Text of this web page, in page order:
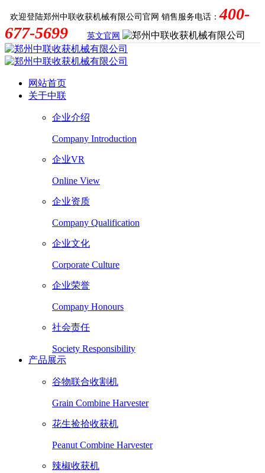
欢迎登陆郑州中联收获机械有限公司官网 销售服务电话：400-
677-5699
英文官网
网站首页
关于中联
企业介绍
Company Introduction
企业VR
Online View
企业资质
Company Qualification
企业文化
Corporate Culture
企业荣誉
Company Honours
社会责任
Society Responsibility
产品展示
谷物联合收割机
Grain Combine Harvester
花生捡拾收获机
Peanut Combine Harvester
辣椒收获机